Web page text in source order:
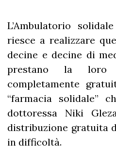
L’Ambulatorio
riesce a realizzare
decine e decine di
prestano la
completamente
“farmacia solidale”
dottoressa Niki
distribuzione gratuita
in difficoltà.